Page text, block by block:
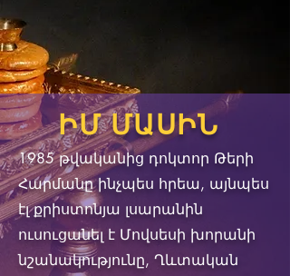
ԻՄ ՄԱՍԻՆ
1985 թվականից դոկտոր Թերի
Հարմանը ինչպես հրեա, այնպես
էլ քրիստոնյա լսարանին
ուսուցանել է Մովսեսի խորանի
նշանակությունը, Ղևտական